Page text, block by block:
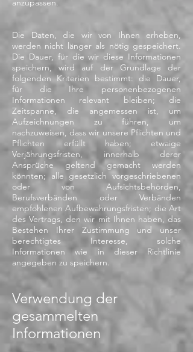
anzupassen.
Die Daten, die wir von Ihnen erheben,
werden nicht länger als nötig gespeichert.
Die Dauer, für die wir diese Informationen
speichern, wird auf der Grundlage der
folgenden Kriterien bestimmt: die Dauer,
für die Ihre personenbezogenen
Informationen relevant bleiben; die
Zeitspanne, die angemessen ist, um
Aufzeichnungen zu führen, um
nachzuweisen, dass wir unsere Pflichten und
Pflichten erfüllt haben; etwaige
Verjährungsfristen, innerhalb derer
Ansprüche geltend gemacht werden
könnten; alle gesetzlich vorgeschriebenen
oder von Aufsichtsbehörden,
Berufsverbänden oder Verbänden
empfohlenen Aufbewahrungsfristen; die Art
des Vertrags, den wir mit Ihnen haben, das
Bestehen Ihrer Zustimmung und unser
berechtigtes Interesse, solche
Informationen wie in dieser Richtlinie
angegeben zu speichern.
Verwendung der
gesammelten
Informationen